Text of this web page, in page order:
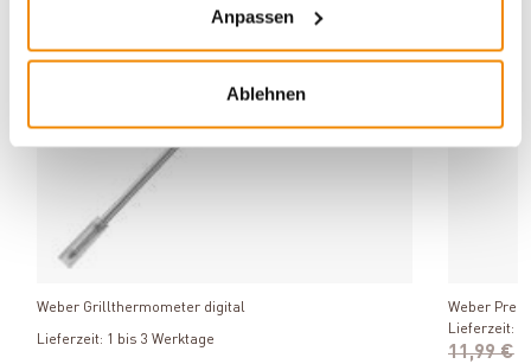
Anpassen
Ablehnen
Weber Grillthermometer digital
Lieferzeit: 1 bis 3 Werktage
Weber
Lieferzeit: 1
11,99 €